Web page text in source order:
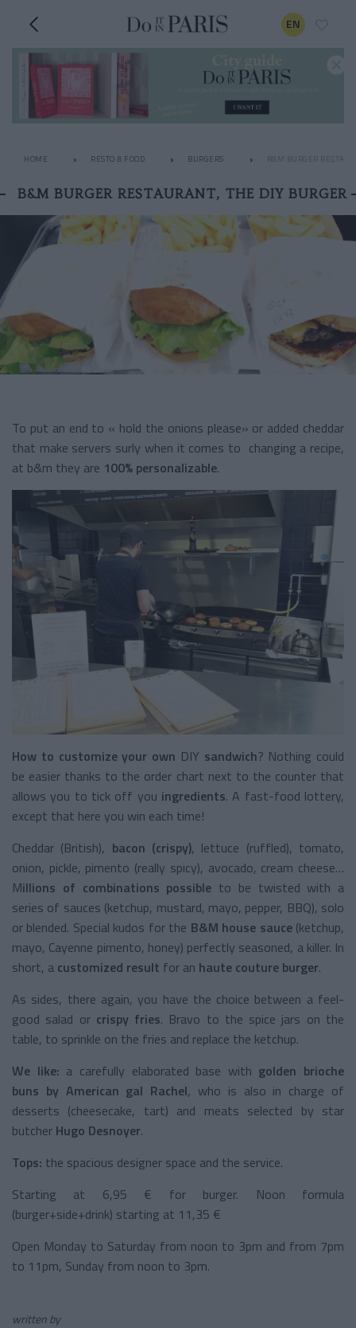
EN
HOME RESTO & FOOD BURGERS B&M BURGER
B&M BURGER RESTAURANT, THE DIY BURGER
To put an end to « hold the onions please» or added cheddar
that make servers surly when it comes to changing a recipe,
at b&m they are 100% personalizable.
How to customize your own DIY sandwich? Nothing could
be easier thanks to the order chart next to the counter that
allows you to tick off you ingredients. A fast-food lottery,
except that here you win each time!
Cheddar (British), bacon (crispy), lettuce (ruffled), tomato,
onion, pickle, pimento (really spicy), avocado, cream cheese…
Millions of combinations possible to be twisted with a
series of sauces (ketchup, mustard, mayo, pepper, BBQ), solo
or blended. Special kudos for the B&M house sauce (ketchup,
mayo, Cayenne pimento, honey) perfectly seasoned, a killer. In
short, a customized result for an haute couture burger.
As sides, there again, you have the choice between a feel-
good salad or crispy fries. Bravo to the spice jars on the
table, to sprinkle on the fries and replace the ketchup.
We like: a carefully elaborated base with golden brioche
buns by American gal Rachel, who is also in charge of
desserts (cheesecake, tart) and meats selected by star
butcher Hugo Desnoyer.
Tops: the spacious designer space and the service.
Starting at 6,95 € for burger. Noon formula
(burger+side+drink) starting at 11,35 €
Open Monday to Saturday from noon to 3pm and from 7pm
to 11pm, Sunday from noon to 3pm.
written by